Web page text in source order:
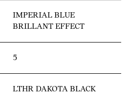
IMPERIAL BLUE
BRILLANT EFFECT
5
LTHR DAKOTA BLACK